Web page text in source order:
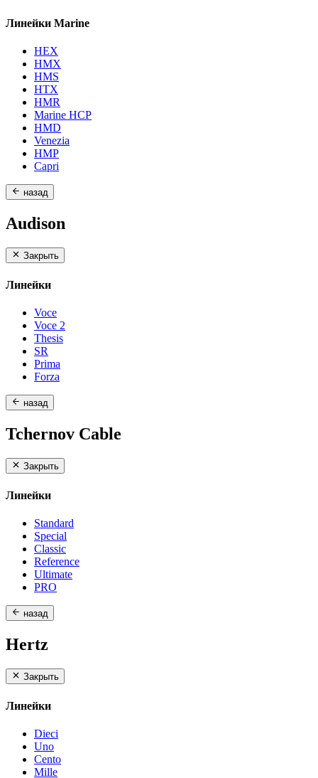
Линейки Marine
HEX
HMX
HMS
HTX
HMR
Marine HCP
HMD
Venezia
HMP
Capri
назад
Audison
Закрыть
Линейки
Voce
Voce 2
Thesis
SR
Prima
Forza
назад
Tchernov Cable
Закрыть
Линейки
Standard
Special
Classic
Reference
Ultimate
PRO
назад
Hertz
Закрыть
Линейки
Dieci
Uno
Cento
Mille